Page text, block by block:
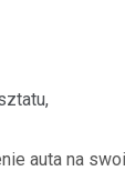
auta na